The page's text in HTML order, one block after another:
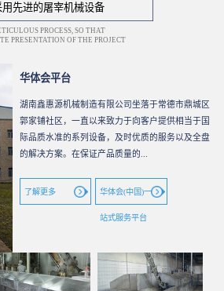
用先进的屠宰机械设备
PROCESS, SO THAT
PRESENTATION OF THE PROJECT
华体会平台
湖南鑫惠源机械制造有限公司坐落于常德市鼎城区
郭家铺社区，一直以来致力于向客户提供相当于国
际品质水准的系列设备，及时优质的服务以及全盘
的解决方案。在保证产品质量的...
了解更多 华体会(中国)一
站式服务平台